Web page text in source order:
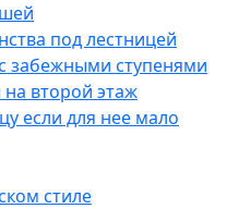
под лестницей
забежными ступенями
второй этаж
если для нее мало
стиле